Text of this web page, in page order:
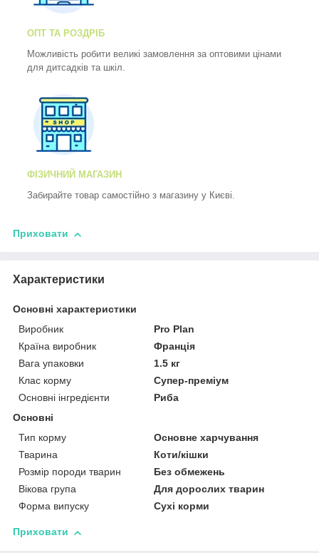
ОПТ ТА РОЗДРІБ
Можливість робити великі замовлення за оптовими цінами
для дитсадків та шкіл.
ФІЗИЧНИЙ МАГАЗИН
Забирайте товар самостійно з магазину у Києві.
Приховати
Характеристики
Основні характеристики
Виробник
Pro Plan
Країна виробник
Франція
Вага упаковки
1.5 кг
Клас корму
Супер-преміум
Основні інгредієнти
Риба
Основні
Тип корму
Основне харчування
Тварина
Коти/кішки
Розмір породи тварин
Без обмежень
Вікова група
Для дорослих тварин
Форма випуску
Сухі корми
Приховати